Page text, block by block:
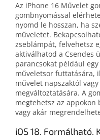
Az iPhone 16 Művelet
gombnyomással
nyomd le hosszan, ha
műveletet.
zseblámpát, felvehetsz
aktiválhatod a Csendes
parancsokat például
műveletsor futtatására,
művelet napszaktól
megváltoztatására. A
megtehetsz az
vagy akár
iOS 18. Formálható.